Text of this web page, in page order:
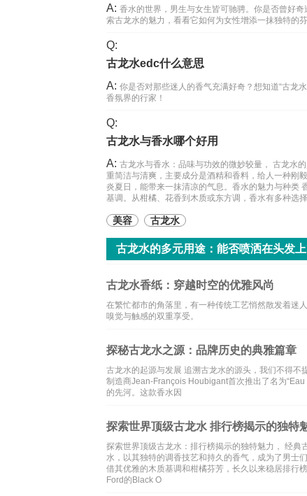
A: 香水的世界，男生与女生皆可驰骋。你是否曾好
索古龙水的魅力，看看它如何为女性增添一抹独特的
Q:
古龙水edc什么意思
A: 你是否对那些迷人的香气充满好奇？想知道“古龙
香氛界的行家！
Q:
古龙水与香水哪个好用
A: 古龙水与香水：品味与功效的微妙较量， 古龙水
重简洁与清爽，主要成分是酒精和香料，给人一种刚
炎夏日，能带来一抹清凉的气息。香水的魅力与种类
基调。从柑橘、花香到木质或东方调，香水有多种选择
美容 古龙水
古龙水的多元用途：能否喷洒在头发
古龙水香纸：穿越时空的优雅风尚
在繁忙都市的角落里，有一种传统工艺悄然散发着
嗅觉与触感的双重享受。
探秘古龙水之源：品牌历史的典雅篇章
古龙水的起源与发展 追溯古龙水的源头，我们不得
制造商Jean-François Houbigant首次推出了名为
的先河。这款香水因
探索世界顶级古龙水 排行榜揭示的独特
探索世界顶级古龙水：排行榜揭示的独特魅力， 经
水，以其独特的调香技艺和持久的香气，成为了男士
借其优雅的木质基调和柑橘芬芳，长久以来稳居排行
Ford的Black O